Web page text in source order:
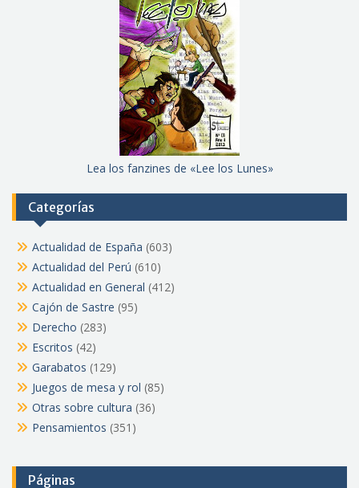
Lea los fanzines de «Lee los Lunes»
Categorías
Actualidad de España (603)
Actualidad del Perú (610)
Actualidad en General (412)
Cajón de Sastre (95)
Derecho (283)
Escritos (42)
Garabatos (129)
Juegos de mesa y rol (85)
Otras sobre cultura (36)
Pensamientos (351)
Páginas